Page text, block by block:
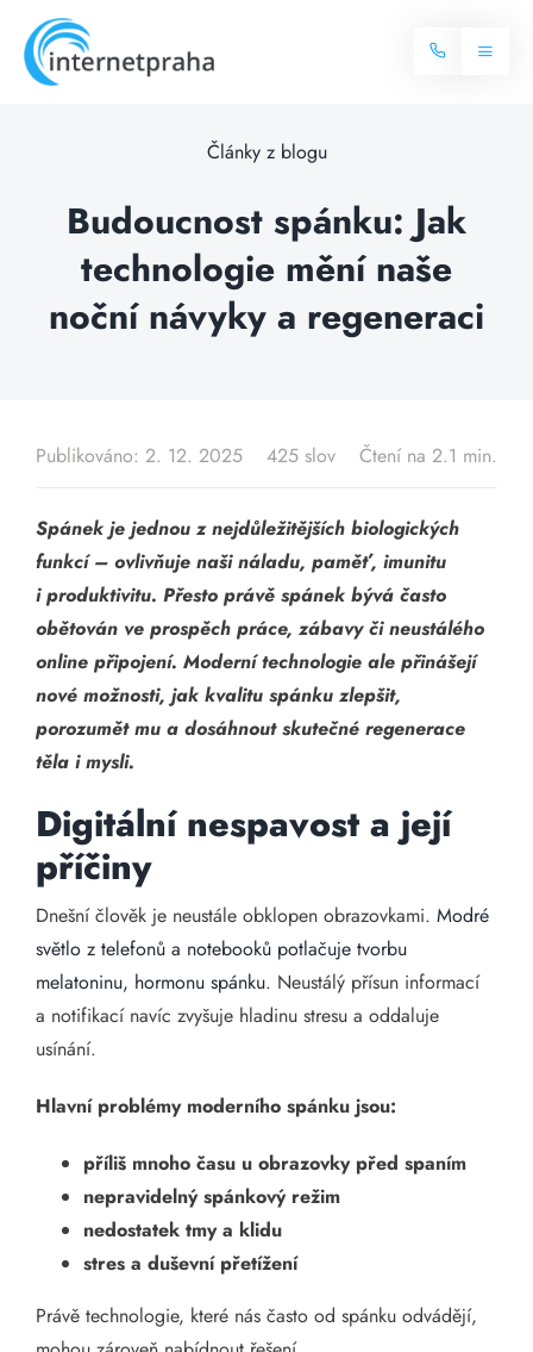
content
Toggle
Internet
Balíčky internetu
Více o internetu
Televize
Dostupnost
Články z blogu
Budoucnost spánku: Jak
technologie mění naše
noční návyky a regeneraci
Publikováno: 2. 12. 2025 425 slov Čtení na 2.1 min.
Spánek je jednou z nejdůležitějších biologických
funkcí – ovlivňuje naši náladu, paměť, imunitu
i produktivitu. Přesto právě spánek bývá často
obětován ve prospěch práce, zábavy či neustálého
online připojení. Moderní technologie ale přinášejí
nové možnosti, jak kvalitu spánku zlepšit,
porozumět mu a dosáhnout skutečné regenerace
těla i mysli.
Digitální nespavost a její
příčiny
Dnešní člověk je neustále obklopen obrazovkami. Modré
světlo z telefonů a notebooků potlačuje tvorbu
melatoninu, hormonu spánku. Neustálý přísun informací
a notifikací navíc zvyšuje hladinu stresu a oddaluje
usínání.
Hlavní problémy moderního spánku jsou:
příliš mnoho času u obrazovky před spaním
nepravidelný spánkový režim
nedostatek tmy a klidu
stres a duševní přetížení
Právě technologie, které nás často od spánku odvádějí,